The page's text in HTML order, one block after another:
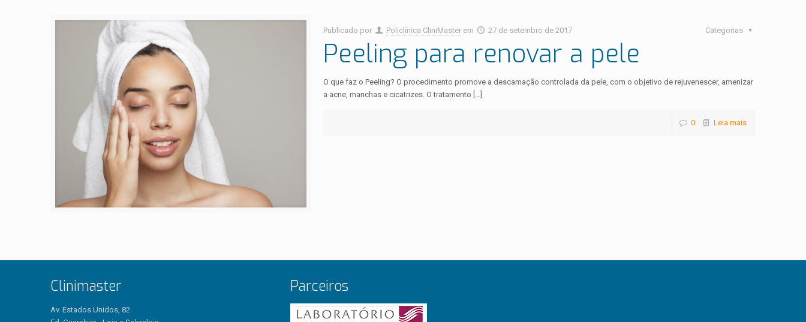
Publicado por Policlínica CliniMaster em 27 de setembro de 2017 Categorias
Peeling para renovar a pele
O que faz o Peeling? O procedimento promove a descamação controlada da pele, com o objetivo de rejuvenescer, amenizar
a acne, manchas e cicatrizes. O tratamento […]
0 Leia mais
Clinimaster
Av. Estados Unidos, 82
Parceiros